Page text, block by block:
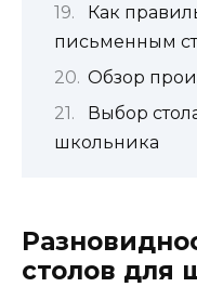
Как
письменным
Обзор
Выбор
школьника
столов для